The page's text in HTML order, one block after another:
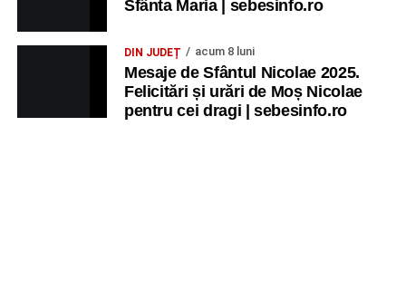
Grădina Muzeului Municipal „Ioan
Raica” Sebeș
Sărbătoarea Seniorilor
– festivitatea de
Sfânta Maria | sebesinfo.ro
DIN JUDEȚ acum 8 luni
Mesaje de Sfântul Nicolae 2025.
Felicitări și urări de Moș Nicolae
pentru cei dragi | sebesinfo.ro